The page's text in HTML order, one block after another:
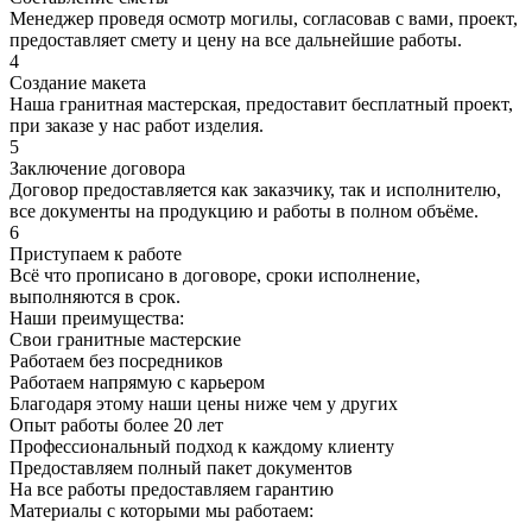
Менеджер проведя осмотр могилы, согласовав с вами, проект,
предоставляет смету и цену на все дальнейшие работы.
4
Создание макета
Наша гранитная мастерская, предоставит бесплатный проект,
при заказе у нас работ изделия.
5
Заключение договора
Договор предоставляется как заказчику, так и исполнителю,
все документы на продукцию и работы в полном объёме.
6
Приступаем к работе
Всё что прописано в договоре, сроки исполнение,
выполняются в срок.
Наши преимущества:
Свои гранитные мастерские
Работаем без посредников
Работаем напрямую с карьером
Благодаря этому наши цены ниже чем у других
Опыт работы более 20 лет
Профессиональный подход к каждому клиенту
Предоставляем полный пакет документов
На все работы предоставляем гарантию
Материалы с которыми мы работаем: